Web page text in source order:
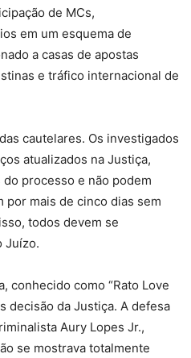
de MCs,
em um esquema de
a casas de apostas
e tráfico internacional de
cautelares. Os investigados
atualizados na Justiça,
processo e não podem
por mais de cinco dias sem
todos devem se
Juízo.
conhecido como “Rato Love
decisão da Justiça. A defesa
Aury Lopes Jr.,
se mostrava totalmente